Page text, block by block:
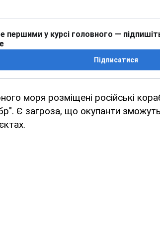
першими у курсі головного —
Підписатися
моря розміщені російські
Є загроза, що окупанти